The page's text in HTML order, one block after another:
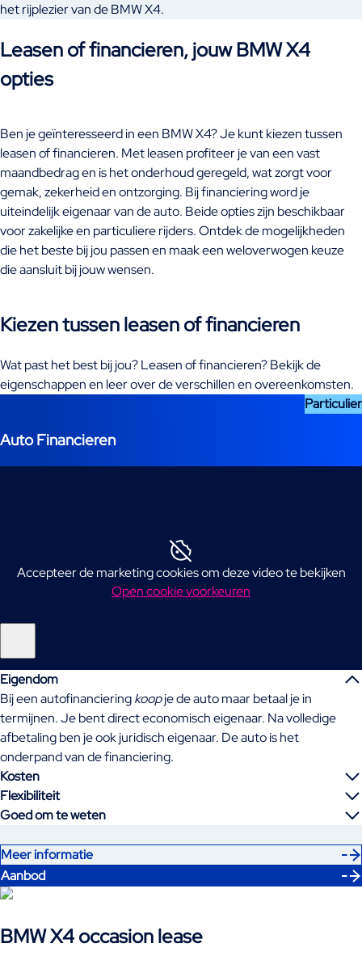
het rijplezier van de BMW X4.
Leasen of financieren, jouw BMW X4
opties
Ben je geïnteresseerd in een BMW X4? Je kunt kiezen tussen
leasen of financieren. Met leasen profiteer je van een vast
maandbedrag en is het onderhoud geregeld, wat zorgt voor
gemak, zekerheid en ontzorging. Bij financiering word je
uiteindelijk eigenaar van de auto. Beide opties zijn beschikbaar
voor zakelijke en particuliere rijders. Ontdek de mogelijkheden
die het beste bij jou passen en maak een weloverwogen keuze
die aansluit bij jouw wensen.
Kiezen tussen leasen of financieren
Wat past het best bij jou? Leasen of financieren? Bekijk de
eigenschappen en leer over de verschillen en overeenkomsten.
Particulier
Auto Financieren
Accepteer de marketing cookies om deze video te bekijken
Open cookie voorkeuren
Eigendom
Bij een autofinancieringkoopje de auto maar betaal je in
termijnen. Je bent direct economisch eigenaar. Na volledige
afbetaling ben je ook juridisch eigenaar. De auto is het
onderpand van de financiering.
Kosten
Flexibiliteit
Goed om te weten
Meer informatie
Aanbod
BMW X4 occasion lease